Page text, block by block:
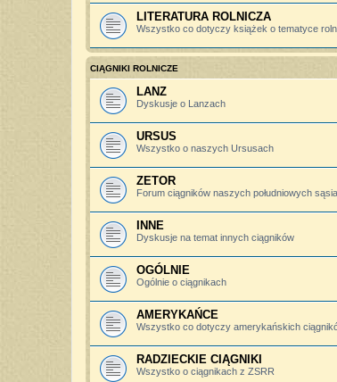
LITERATURA ROLNICZA
Wszystko co dotyczy książek o tematyce
CIĄGNIKI ROLNICZE
LANZ
Dyskusje o Lanzach
URSUS
Wszystko o naszych Ursusach
ZETOR
Forum ciągników naszych południowych
INNE
Dyskusje na temat innych ciągników
OGÓLNIE
Ogólnie o ciągnikach
AMERYKAŃCE
Wszystko co dotyczy amerykańskich
RADZIECKIE CIĄGNIKI
Wszystko o ciągnikach z ZSRR